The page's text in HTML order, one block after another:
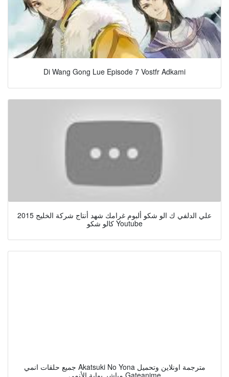
Di Wang Gong Lue Episode 7 Vostfr Adkami
علي الدلفي ك الو شكو ألبوم غرامك شهد أنتاج شركة الخليج 2015
كالو شكو Youtube
جميع حلقات انمي Akatsuki No Yona مترجمة اونلاين وتحميل
مباشر بوابة الأنمي Gateanime